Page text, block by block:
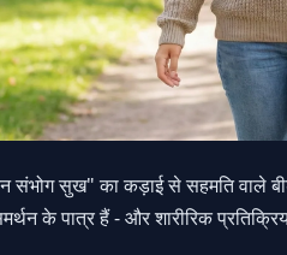
सुख" का कड़ाई से सहमति वाले
के पात्र हैं - और शारीरिक